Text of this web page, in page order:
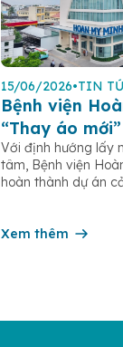
15/06/2026•TIN
Bệnh viện
“Thay áo
không gian,
trường điều trị
Với định hướng lấy
tâm, Bệnh viện
hoàn thành dự án
đại, đáp ứng tốt
Xem thêm